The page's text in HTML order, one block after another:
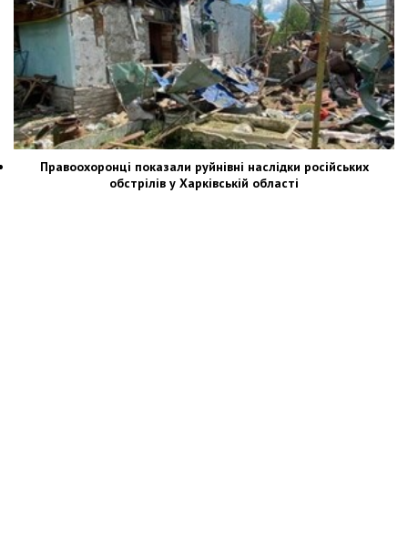
Правоохоронці показали руйнівні наслідки російських
обстрілів у Харківській області